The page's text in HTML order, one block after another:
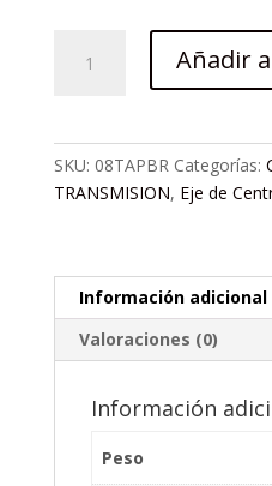
ALUM.
Añadir
SKU: 08TAPBR Categorías:
TRANSMISION, Eje de
Información adicional
Valoraciones (0)
Información
Peso